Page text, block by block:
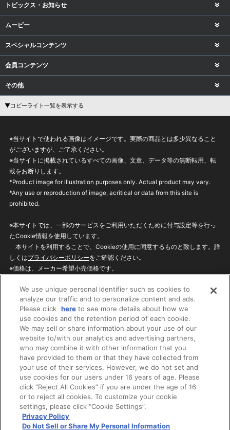
トピックス・お知らせ
ムービー
スペシャルコンテンツ
会員コンテンツ
その他
▼コピーライト一覧を表示する
※当サイトで使われる画像はイメージです。実際の商品とは多少異なること
がございますが、ご了承ください。
※当サイトに掲載されているすべての画像、文章、データ等の無断転用、転
載をお断りします。
*Product image for illustration purposes only. Actual product may vary.
*Any use or reproduction of image, acritical or data from this site is
prohibited.
※本サイトでは、一部のサービスをご利用いただくために付与設定等を行っ
たCookie情報を使用しています。
本サイトを利用することで、Cookieの使用に同意するものと致します。詳
しくはプライバシーポリシーをご確認ください。
※価格は、メーカー希望小売価格です。
ざいますのでご了承ください。
privacypolicy
Do Not Sell or Share My
Personal Information
ウェブサイトご利用条件
ソーシャルメディアポリシー
個人情報保護方針
お問い合わせ
©BANDAI
We use unique personal identifier such as cookies to
analyze our traffic and to personalize content and ads.
Please click here to see more details about how we
use cookies and the retention period of each cookie.
We may sell or share information about your use of our
website to/with our analytics and advertising partners,
who may combine it with other information that you
have provided to them or that they have collected from
your use of their services. However, we do not set and
use cookies for our users under 16 years of age. Please
click “Reject All Cookies” if you are under the age of 16
or to reject all cookies. To customize your cookie
settings, please click “Cookie Settings”.
Privacy Policy
Do Not Sell or Share My Personal Information